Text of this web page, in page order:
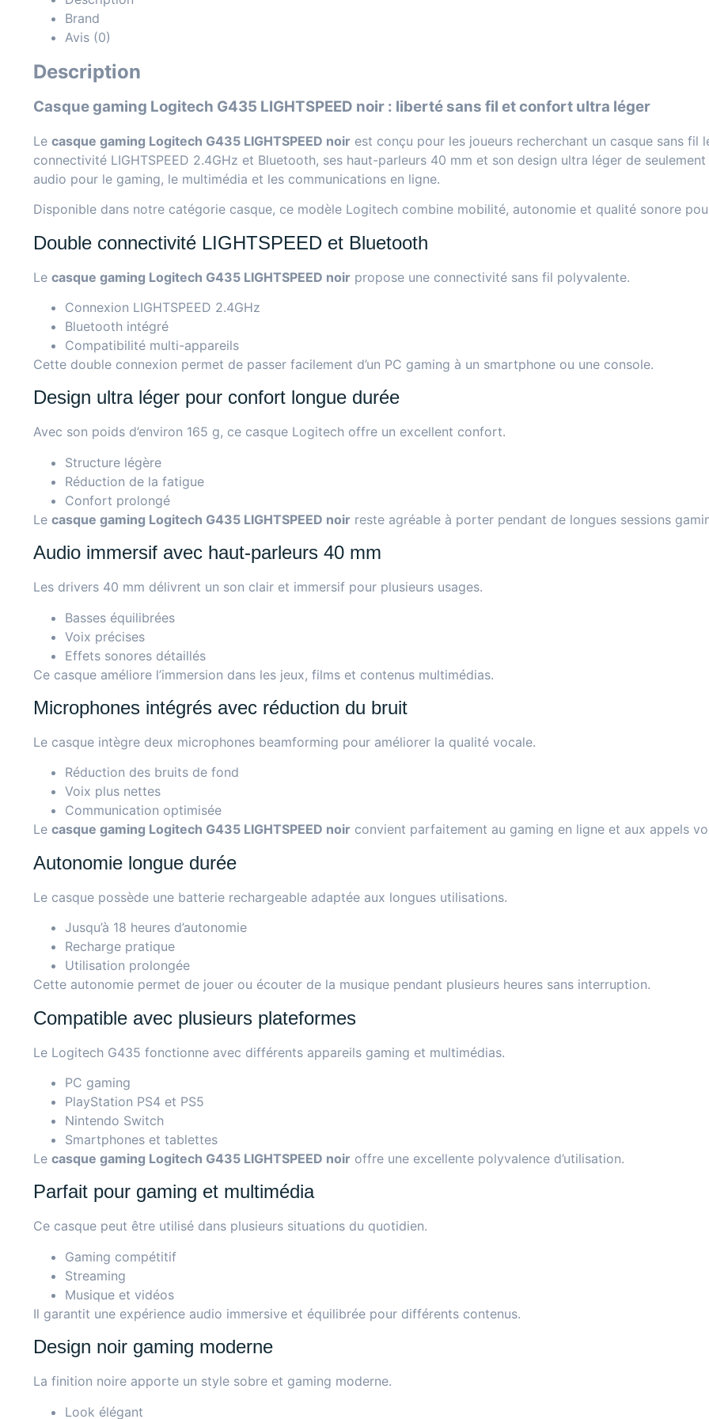
Brand
Avis (0)
Description
Casque gaming Logitech G435 LIGHTSPEED noir : liberté sans fil et confort ultra léger
Le casque gaming Logitech G435 LIGHTSPEED noir est conçu pour les joueurs recherchant un casque sans
connectivité LIGHTSPEED 2.4GHz et Bluetooth, ses haut-parleurs 40 mm et son design ultra léger de
audio pour le gaming, le multimédia et les communications en ligne.
Disponible dans notre catégorie casque, ce modèle Logitech combine mobilité, autonomie et qualité sonore
Double connectivité LIGHTSPEED et Bluetooth
Le casque gaming Logitech G435 LIGHTSPEED noir propose une connectivité sans fil polyvalente.
Connexion LIGHTSPEED 2.4GHz
Bluetooth intégré
Compatibilité multi-appareils
Cette double connexion permet de passer facilement d’un PC gaming à un smartphone ou une console.
Design ultra léger pour confort longue durée
Avec son poids d’environ 165 g, ce casque Logitech offre un excellent confort.
Structure légère
Réduction de la fatigue
Confort prolongé
Le casque gaming Logitech G435 LIGHTSPEED noir reste agréable à porter pendant de longues sessions
Audio immersif avec haut-parleurs 40 mm
Les drivers 40 mm délivrent un son clair et immersif pour plusieurs usages.
Basses équilibrées
Voix précises
Effets sonores détaillés
Ce casque améliore l’immersion dans les jeux, films et contenus multimédias.
Microphones intégrés avec réduction du bruit
Le casque intègre deux microphones beamforming pour améliorer la qualité vocale.
Réduction des bruits de fond
Voix plus nettes
Communication optimisée
Le casque gaming Logitech G435 LIGHTSPEED noir convient parfaitement au gaming en ligne et aux appels
Autonomie longue durée
Le casque possède une batterie rechargeable adaptée aux longues utilisations.
Jusqu’à 18 heures d’autonomie
Recharge pratique
Utilisation prolongée
Cette autonomie permet de jouer ou écouter de la musique pendant plusieurs heures sans interruption.
Compatible avec plusieurs plateformes
Le Logitech G435 fonctionne avec différents appareils gaming et multimédias.
PC gaming
PlayStation PS4 et PS5
Nintendo Switch
Smartphones et tablettes
Le casque gaming Logitech G435 LIGHTSPEED noir offre une excellente polyvalence d’utilisation.
Parfait pour gaming et multimédia
Ce casque peut être utilisé dans plusieurs situations du quotidien.
Gaming compétitif
Streaming
Musique et vidéos
Il garantit une expérience audio immersive et équilibrée pour différents contenus.
Design noir gaming moderne
La finition noire apporte un style sobre et gaming moderne.
Look élégant